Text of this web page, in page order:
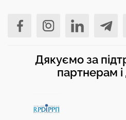
Дякуємо за
партнерам